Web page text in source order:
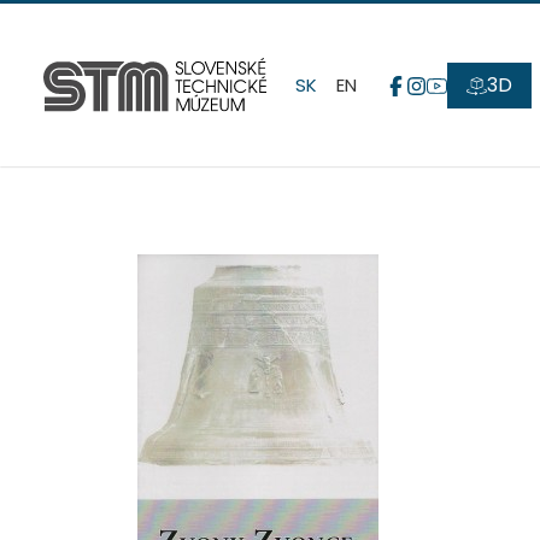
SK EN 3D